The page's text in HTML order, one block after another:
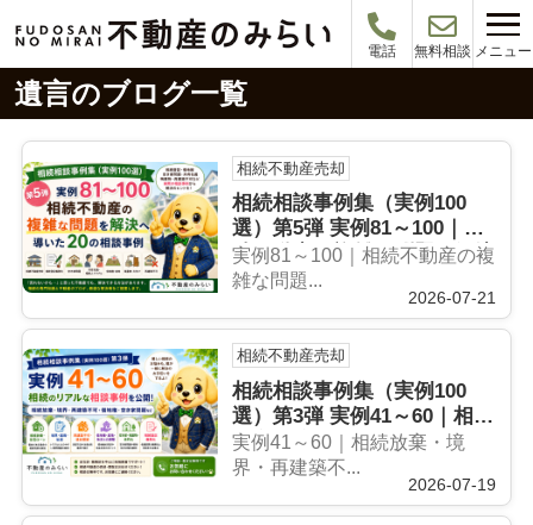
電話 無料相談 メニュー
遺言のブログ一覧
相続不動産売却
相続相談事例集（実例100
選）第5弾 実例81～100｜相
続不動産の複雑な問題を解決
へ導いた20の相談事例
実例81～100｜相続不動産の複
雑な問題...
2026-07-21
相続不動産売却
相続相談事例集（実例100
選）第3弾 実例41～60｜相続
放棄・境界・再建築不可・借
地権・空き家問題の解決事例
実例41～60｜相続放棄・境
界・再建築不...
2026-07-19